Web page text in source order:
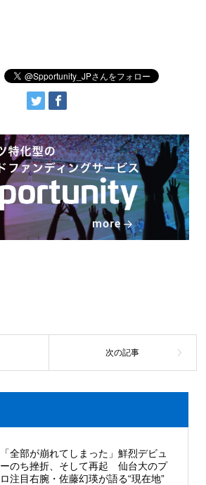
「全部が崩れてしまった」鮮烈デビュ
ーのち挫折、そして再起 仙台大のプ
ロ注目右腕・佐藤幻瑛が語る“現在地”